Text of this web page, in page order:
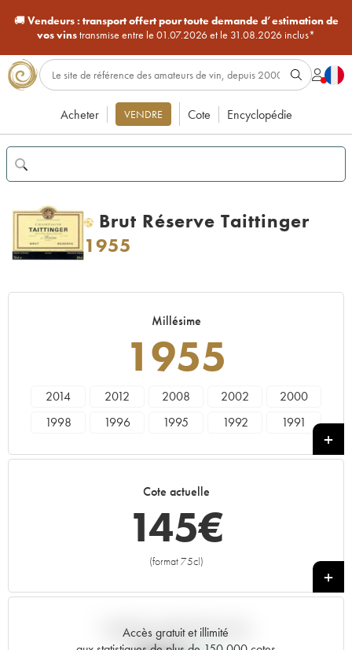
🚚Vendeurs : transport offert pour toute demande d’estimation de
vos vinstransmise entre le 01.07.2026 et le 31.08.2026 inclus*
Acheter VENDRE Cote Encyclopédie
H
Brut Réserve Taittinger
1955
Millésime
1955
2014 2012 2008 2002
2000
1998
1996 1995 1992
1991
1970
1961
Cote actuelle
145€
(format 75cl)
+
Accès gratuit et illimité
Tendance actuelle de la cote